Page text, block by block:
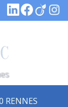
RENNES